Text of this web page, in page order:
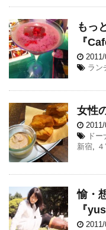
もっ
『
ラン
女性
ドー
新宿,
愉・
『